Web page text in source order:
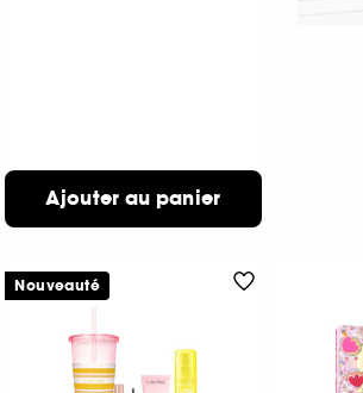
Ajouter au panier
Nouveauté